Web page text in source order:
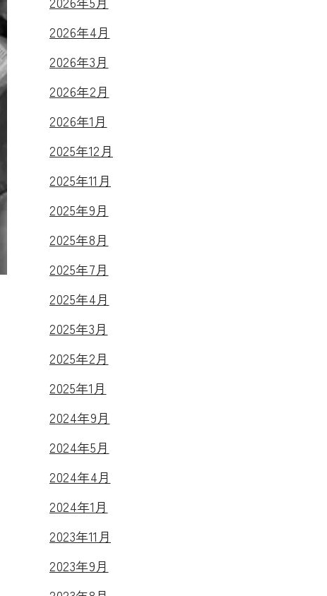
2026年4月
2026年3月
2026年2月
2026年1月
2025年12月
2025年11月
2025年9月
2025年8月
2025年7月
2025年4月
2025年3月
2025年2月
2025年1月
2024年9月
2024年5月
2024年4月
2024年1月
2023年11月
2023年9月